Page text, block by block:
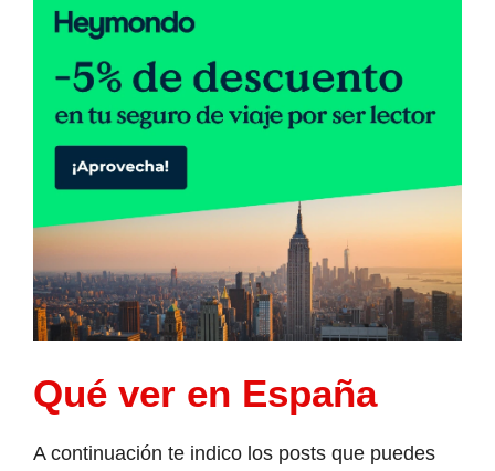
Qué ver en España
A continuación te indico los posts que puedes